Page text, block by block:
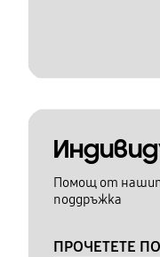
Помощ от
поддръжка
ПРОЧЕТЕТЕ